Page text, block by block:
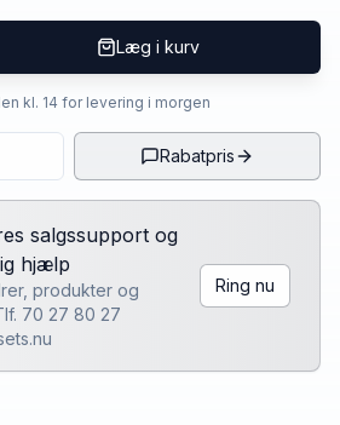
Læg i kurv
kl. 14 for levering i morgen
Rabatpris
salgssupport og
hjælp
produkter og
70 27 80 27
Ring nu